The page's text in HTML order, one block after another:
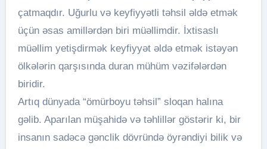
çatmaqdır. Uğurlu və keyfiyyətli təhsil əldə etmək
üçün əsas amillərdən biri müəllimdir. İxtisaslı
müəllim yetişdirmək keyfiyyət əldə etmək istəyən
ölkələrin qarşısında duran mühüm vəzifələrdən
biridir.
Artıq dünyada “ömürboyu təhsil” sloqan halına
gəlib. Aparılan müşahidə və təhlillər göstərir ki, bir
insanın sadəcə gənclik dövründə öyrəndiyi bilik və